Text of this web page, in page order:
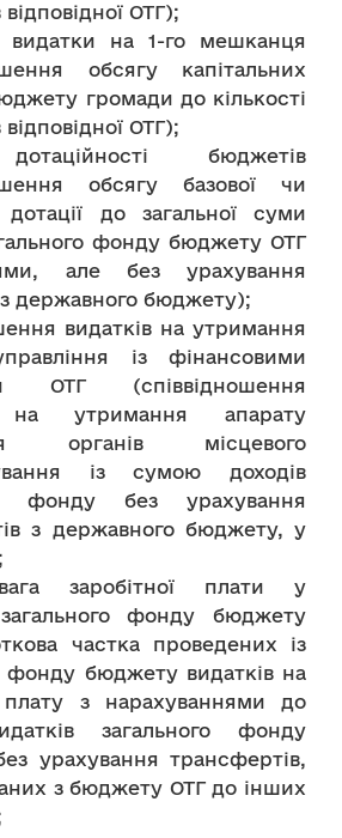
ОТГ);
видатки на 1-го мешканця
обсягу капітальних
громади до кількості
ОТГ);
бюджетів
обсягу базової чи
дотації до загальної суми
фонду бюджету ОТГ
але без урахування
державного бюджету);
видатків на утримання
із фінансовими
ОТГ (співвідношення
на утримання апарату
органів місцевого
із сумою доходів
фонду без урахування
з державного бюджету, у
заробітної плати у
фонду бюджету
частка проведених із
фонду бюджету видатків на
плату з нарахуваннями до
загального фонду
урахування трансфертів,
з бюджету ОТГ до інших